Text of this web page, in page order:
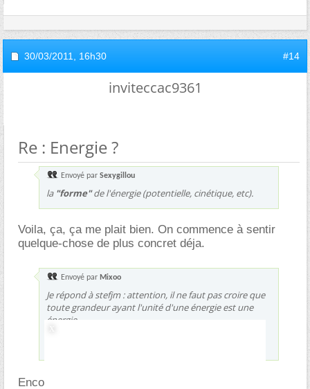
30/03/2011, 16h30 #14
inviteccac9361
Re : Energie ?
Envoyé par Sexygillou
la "forme"de l'énergie (potentielle, cinétique, etc).
Voila, ça, ça me plait bien. On commence à sentir
quelque-chose de plus concret déja.
Envoyé par Mixoo
Je répond à stefjm : attention, il ne faut pas croire que
toute grandeur ayant l'unité d'une énergie est une
énergie ...
Encore mieux.